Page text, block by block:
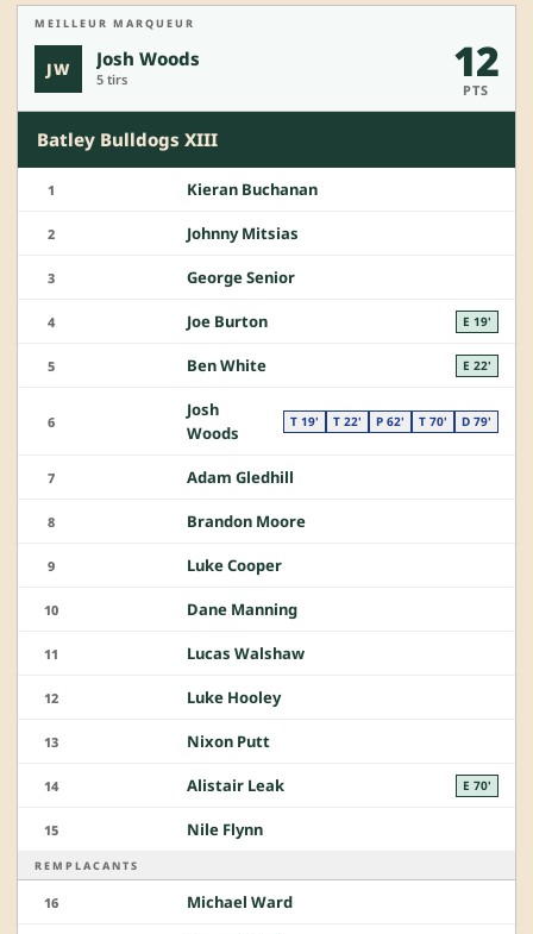
MEILLEUR MARQUEUR
JW Josh Woods
5 tirs 12
PTS
Batley Bulldogs XIII
1 Kieran Buchanan
2 Johnny Mitsias
3 George Senior
4 Joe Burton E 19'
5 Ben White E 22'
6
Josh
Woods
T 19' T 22' P 62' T 70' D 79'
7 Adam Gledhill
8 Brandon Moore
9 Luke Cooper
10 Dane Manning
11 Lucas Walshaw
12 Luke Hooley
13 Nixon Putt
14 Alistair Leak E 70'
15 Nile Flynn
REMPLACANTS
16 Michael Ward